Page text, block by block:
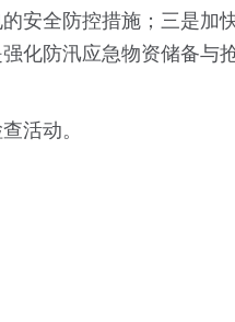
安全防控措施；三是加
化防汛应急物资储备与
活动。